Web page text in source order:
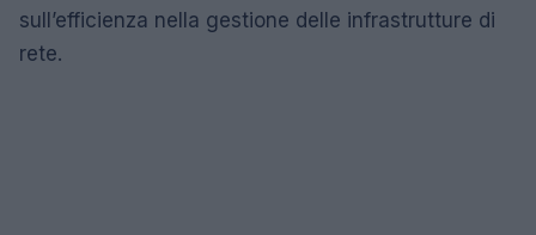
sull’efficienza nella gestione delle infrastrutture di
rete.